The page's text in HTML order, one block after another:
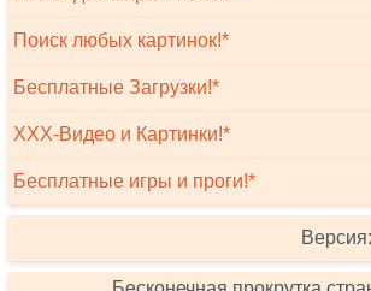
Поиск любых картинок!*
Бесплатные Загрузки!*
XXX-Видео и Картинки!*
Бесплатные игры и проги!*
Версия: